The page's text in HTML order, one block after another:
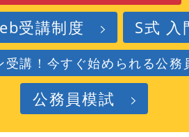
受講制度 S式 入
受講！今すぐ始められる公務
公務員模試